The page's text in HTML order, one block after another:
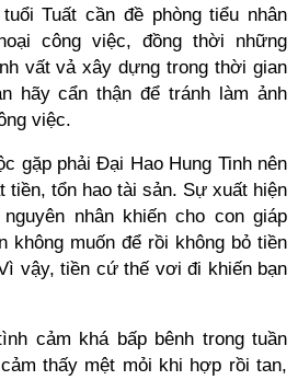
Tuất cần đề phòng tiểu nhân
công việc, đồng thời những
vất vả xây dựng trong thời gian
hãy cẩn thận để tránh làm ảnh
việc.
gặp phải Đại Hao Hung Tinh nên
tiền, tổn hao tài sản. Sự xuất hiện
nhân khiến cho con giáp
không muốn để rồi không bỏ tiền
vậy, tiền cứ thế vơi đi khiến bạn
cảm khá bấp bênh trong tuần
thấy mệt mỏi khi hợp rồi tan,